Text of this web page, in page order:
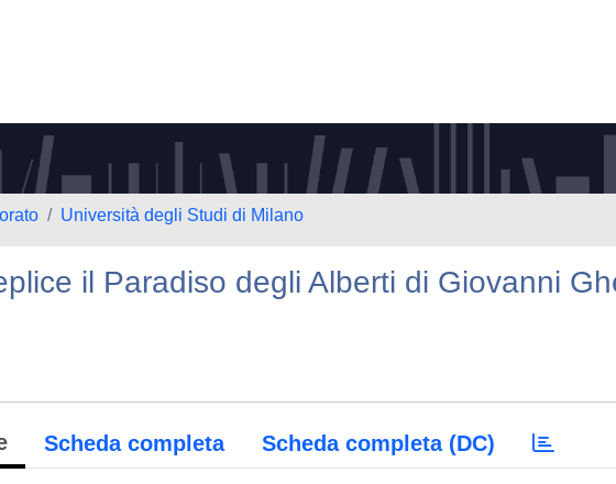
Università degli Studi di Milano
il Paradiso degli Alberti di Giovanni
Scheda completa Scheda completa (DC)